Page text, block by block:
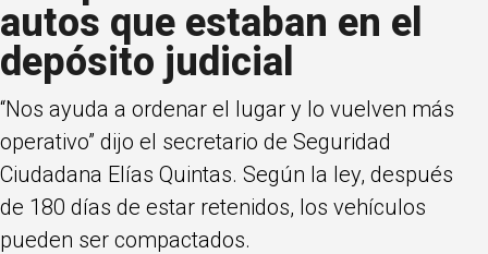
autos que estaban en el
depósito judicial
“Nos ayuda a ordenar el lugar y lo vuelven más
operativo” dijo el secretario de Seguridad
Ciudadana Elías Quintas. Según la ley, después
de 180 días de estar retenidos, los vehículos
pueden ser compactados.